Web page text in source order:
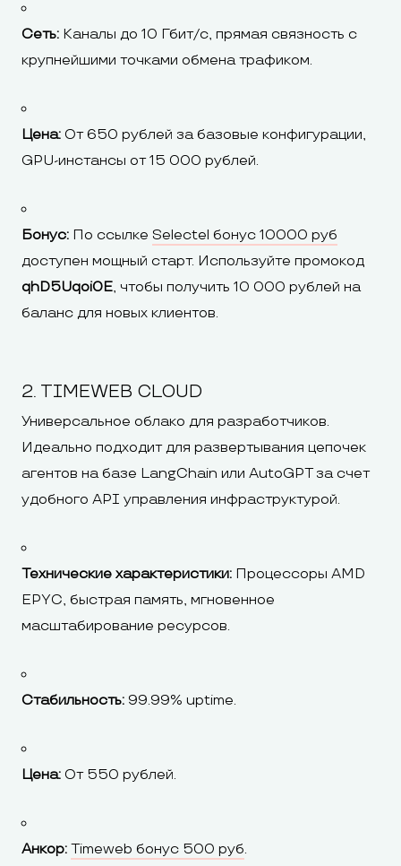
Сеть: Каналы до 10 Гбит/с, прямая связность с
крупнейшими точками обмена трафиком.
Цена: От 650 рублей за базовые конфигурации,
GPU-инстансы от 15 000 рублей.
Бонус: По ссылке Selectel бонус 10000 руб
доступен мощный старт. Используйте промокод
qhD5Uqoi0E, чтобы получить 10 000 рублей на
баланс для новых клиентов.
2. TIMEWEB CLOUD
Универсальное облако для разработчиков.
Идеально подходит для развертывания цепочек
агентов на базе LangChain или AutoGPT за счет
удобного API управления инфраструктурой.
Технические характеристики: Процессоры AMD
EPYC, быстрая память, мгновенное
масштабирование ресурсов.
Стабильность: 99.99% uptime.
Цена: От 550 рублей.
Анкор: Timeweb бонус 500 руб.